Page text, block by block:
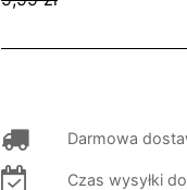
Darmowa
Czas wysyłki do